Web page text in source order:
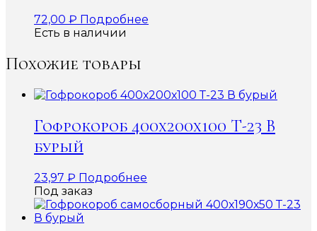
72,00 ₽ Подробнее
Есть в наличии
Похожие товары
Гофрокороб 400х200х100 Т-23 В
бурый
23,97 ₽ Подробнее
Под заказ